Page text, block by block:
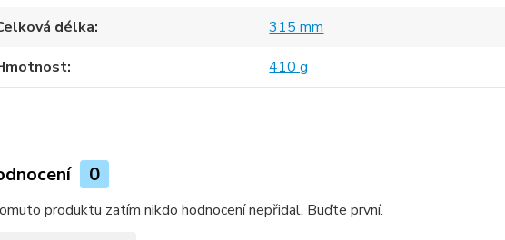
délka
315 mm
410 g
0
produktu zatím nikdo hodnocení nepřidal. Buďte první.